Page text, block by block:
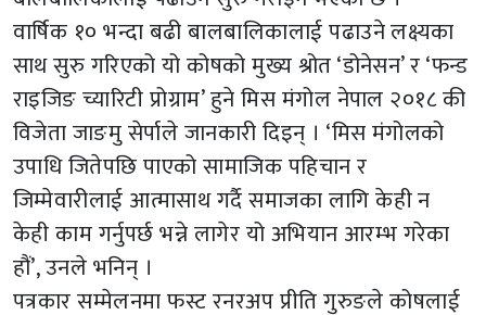
वार्षिक १० भन्दा बढी बालबालिकालाई पढाउने लक्ष्यका
साथ सुरु गरिएको यो कोषको मुख्य श्रोत ‘डोनेसन’ र ‘फन्ड
राइजिङ च्यारिटी प्रोग्राम’ हुने मिस मंगोल नेपाल २०१८ की
विजेता जाङमु सेर्पाले जानकारी दिइन् । ‘मिस मंगोलको
उपाधि जितेपछि पाएको सामाजिक पहिचान र
जिम्मेवारीलाई आत्मासाथ गर्दै समाजका लागि केही न
केही काम गर्नुपर्छ भन्ने लागेर यो अभियान आरम्भ गरेका
हौं’, उनले भनिन् ।
पत्रकार सम्मेलनमा फस्ट रनरअप प्रीति गुरुङले कोषलाई